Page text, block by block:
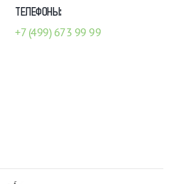
ТЕЛЕФОНЫ:
+7 (499) 673 99 99